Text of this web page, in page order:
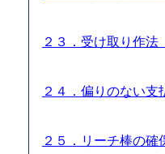
２３．受け取り作法
２４．偏りのない
２５．リーチ棒の